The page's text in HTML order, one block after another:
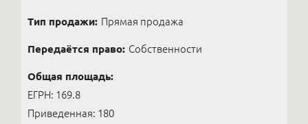
Тип продажи: Прямая продажа
Передаётся право: Собственности
Общая площадь:
ЕГРН: 169.8
Приведенная: 180